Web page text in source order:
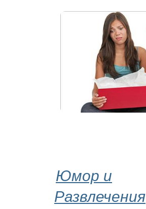
Юмор и
Развлечения